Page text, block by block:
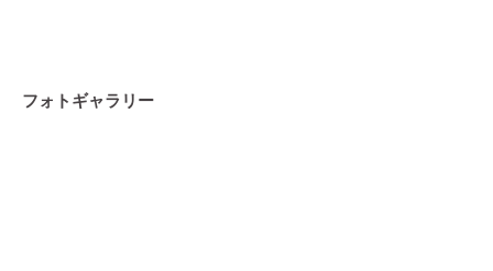
フォトギャラリー